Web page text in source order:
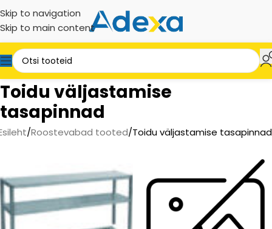
Skip to navigation
Skip to main content
Toidu väljastamise
tasapinnad
Roostevabad tooted Toidu väljastamise tasapinnad